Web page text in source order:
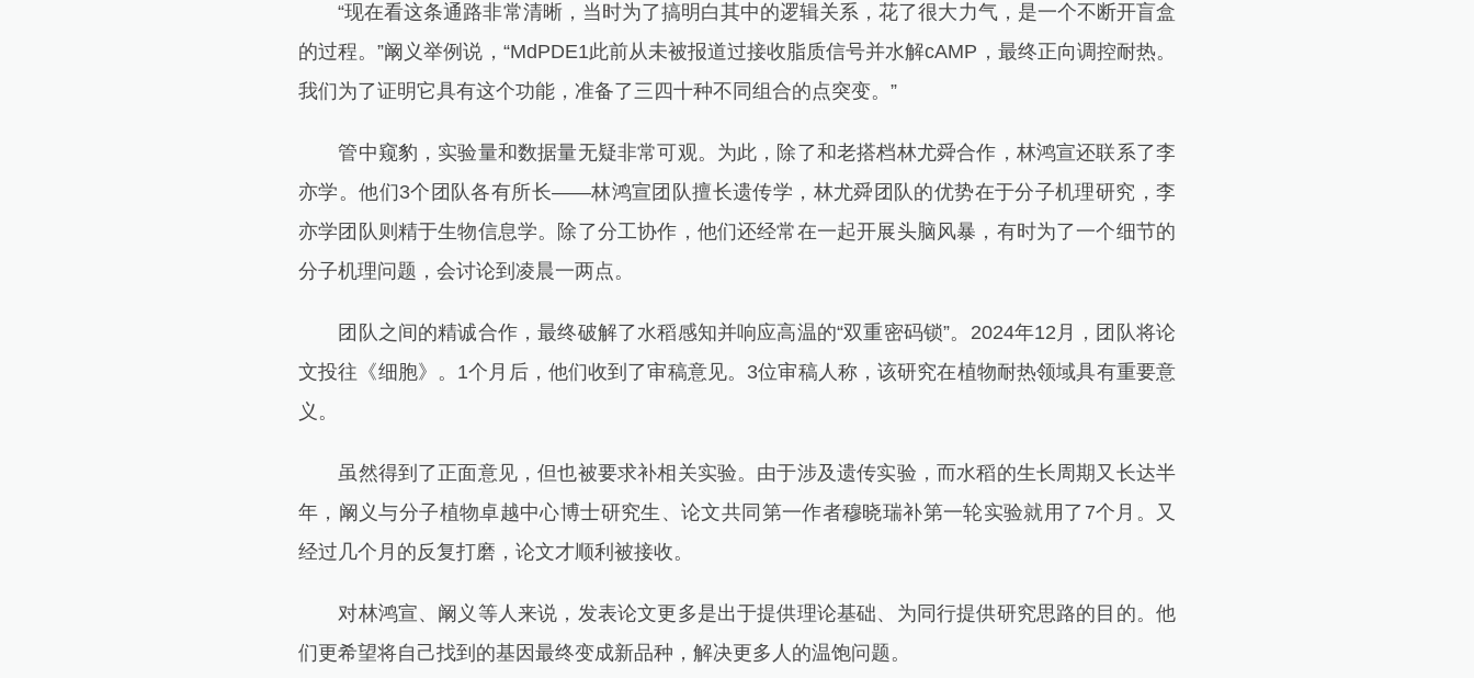
“现在看这条通路非常清晰，当时为了搞明白其中的逻辑关系，花了很大力气，是一个不断开盲盒
的过程。”阚义举例说，“MdPDE1此前从未被报道过接收脂质信号并水解cAMP，最终正向调控耐热。
我们为了证明它具有这个功能，准备了三四十种不同组合的点突变。”
管中窥豹，实验量和数据量无疑非常可观。为此，除了和老搭档林尤舜合作，林鸿宣还联系了李
亦学。他们3个团队各有所长——林鸿宣团队擅长遗传学，林尤舜团队的优势在于分子机理研究，李
亦学团队则精于生物信息学。除了分工协作，他们还经常在一起开展头脑风暴，有时为了一个细节的
分子机理问题，会讨论到凌晨一两点。
团队之间的精诚合作，最终破解了水稻感知并响应高温的“双重密码锁”。2024年12月，团队将论
文投往《细胞》。1个月后，他们收到了审稿意见。3位审稿人称，该研究在植物耐热领域具有重要意
义。
虽然得到了正面意见，但也被要求补相关实验。由于涉及遗传实验，而水稻的生长周期又长达半
年，阚义与分子植物卓越中心博士研究生、论文共同第一作者穆晓瑞补第一轮实验就用了7个月。又
经过几个月的反复打磨，论文才顺利被接收。
对林鸿宣、阚义等人来说，发表论文更多是出于提供理论基础、为同行提供研究思路的目的。他
们更希望将自己找到的基因最终变成新品种，解决更多人的温饱问题。